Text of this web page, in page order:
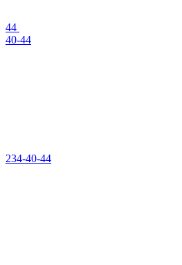
44
40-44
234-40-44